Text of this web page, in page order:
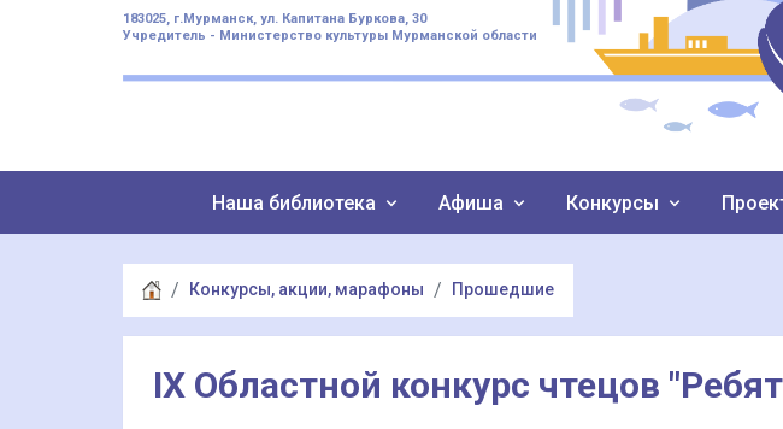
183025, г.Мурманск, ул. Капитана Буркова, 30
Учредитель - Министерство культуры Мурманской области
Наша библиотека Афиша Конкурсы
Конкурсы, акции, марафоны Прошедшие
IX Областной конкурс чтецов